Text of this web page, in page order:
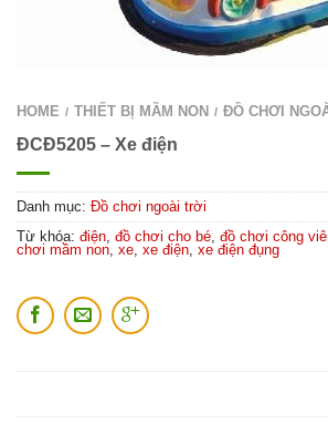
HOME / THIẾT BỊ MẦM NON / ĐỒ CHƠI
ĐCĐ5205 – Xe điện
Danh mục: Đồ chơi ngoài trời
Từ khóa: điện đồ chơi cho bé đồ chơi công
chơi mầm non xe xe điện xe điện đụng